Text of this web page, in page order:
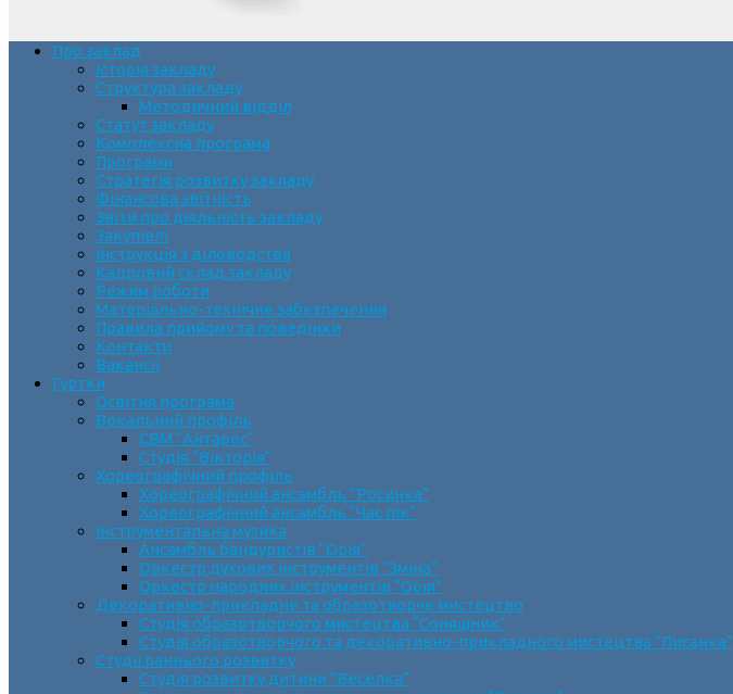
Про заклад
Історія закладу
Структура закладу
Методичний відділ
Статут закладу
Комплексна програма
Програми
Стратегія розвитку закладу
Фінансова звітність
Звіти про діяльність закладу
Закупівлі
Інструкція з діловодства
Кадровий склад закладу
Режим роботи
Матеріально-технічне забезпечення
Правила прийому та поведінки
Контакти
Вакансії
Гуртки
Освітня програма
Вокальний профіль
СВМ “Антарес”
Студія “Вікторія”
Хореографічний профіль
Хореографічний ансамбль “Росинка”
Хореографічний ансамбль “Час пік”
Інструментальна музика
Ансамбль бандуристів “Орія”
Оркестр духових інструментів “Зміна”
Оркестр народних інструментів “Орія”
Декоративно-прикладне та образотворче мистецтво
Cтудія образотворчого мистецтва “Соняшник”
Студія образотворчого та декоративно-прикладного мистецтва “Писанка”
Студії раннього розвитку
Студія розвитку дитини “Веселка”